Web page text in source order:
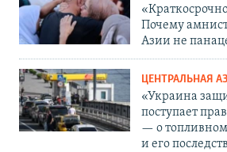
Почему
Азии не
ЦЕНТРАЛЬНАЯ
«Украина
поступает
— о топливном
и его